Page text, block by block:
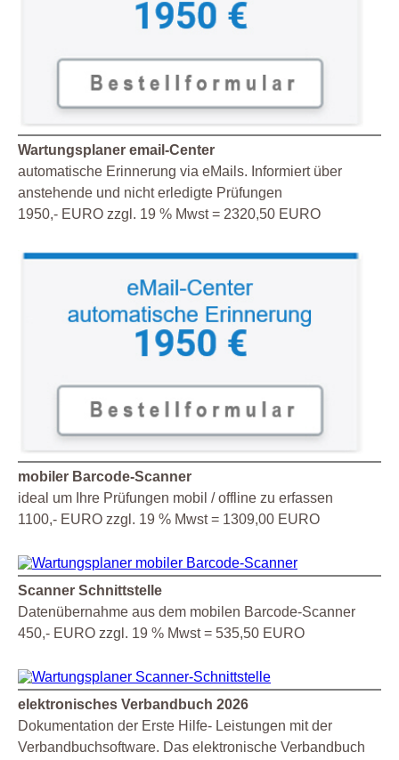
Wartungsplaner email-Center
automatische Erinnerung via eMails. Informiert über
anstehende und nicht erledigte Prüfungen
1950,- EURO zzgl. 19 % Mwst = 2320,50 EURO
mobiler Barcode-Scanner
ideal um Ihre Prüfungen mobil / offline zu erfassen
1100,- EURO zzgl. 19 % Mwst = 1309,00 EURO
Scanner Schnittstelle
Datenübernahme aus dem mobilen Barcode-Scanner
450,- EURO zzgl. 19 % Mwst = 535,50 EURO
elektronisches Verbandbuch 2026
Dokumentation der Erste Hilfe- Leistungen mit der
Verbandbuchsoftware. Das elektronische Verbandbuch